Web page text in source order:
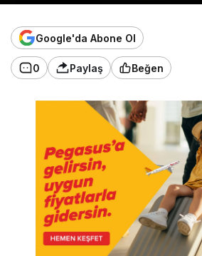
Google'da Abone Ol
0 Paylaş Beğen